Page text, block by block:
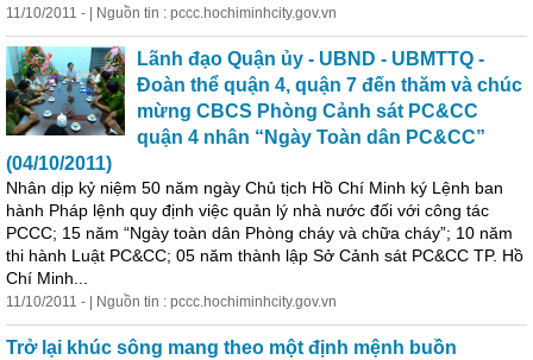
11/10/2011 - | Nguồn tin : pccc.hochiminhcity.gov.vn
Lãnh đạo Quận ủy - UBND - UBMTTQ -
Đoàn thể quận 4, quận 7 đến thăm và chúc
mừng CBCS Phòng Cảnh sát PC&CC
quận 4 nhân “Ngày Toàn dân PC&CC”
(04/10/2011)
Nhân dịp kỷ niệm 50 năm ngày Chủ tịch Hồ Chí Minh ký Lệnh ban
hành Pháp lệnh quy định việc quản lý nhà nước đối với công tác
PCCC; 15 năm “Ngày toàn dân Phòng cháy và chữa cháy”; 10 năm
thi hành Luật PC&CC; 05 năm thành lập Sở Cảnh sát PC&CC TP. Hồ
Chí Minh...
11/10/2011 - | Nguồn tin : pccc.hochiminhcity.gov.vn
Trở lại khúc sông mang theo một định mệnh buồn